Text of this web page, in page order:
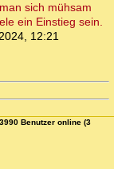
sich mühsam
ein Einstieg sein.
12:21
Benutzer online (3